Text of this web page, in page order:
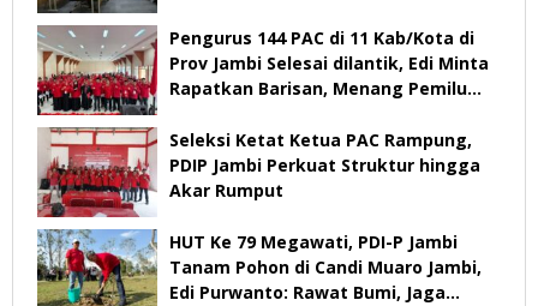
Pengurus 144 PAC di 11 Kab/Kota di
Prov Jambi Selesai dilantik, Edi Minta
Rapatkan Barisan, Menang Pemilu
Seleksi Ketat Ketua PAC Rampung,
PDIP Jambi Perkuat Struktur hingga
Akar Rumput
HUT Ke 79 Megawati, PDI-P Jambi
Tanam Pohon di Candi Muaro Jambi,
Edi Purwanto: Rawat Bumi, Jaga